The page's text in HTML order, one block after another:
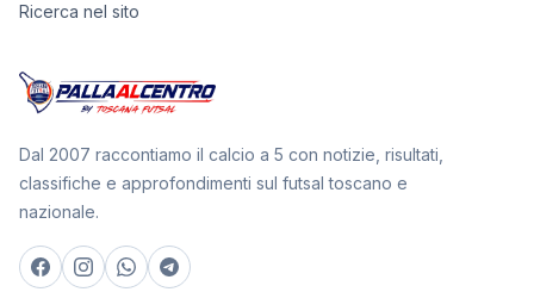
Ricerca nel sito
Dal 2007 raccontiamo il calcio a 5 con notizie, risultati,
classifiche e approfondimenti sul futsal toscano e
nazionale.